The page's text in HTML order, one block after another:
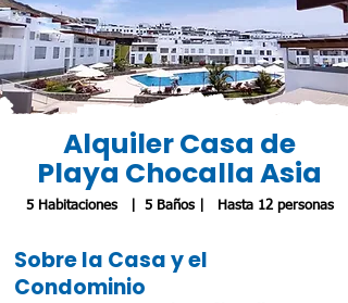
Alquiler Casa de
Playa Chocalla Asia
5 Habitaciones | 5 Baños | Hasta 12 personas
Sobre la Casa y el
Condominio